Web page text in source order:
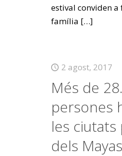
estival conviden a
família […]
2 agost, 2017
Més de
persones
les
dels